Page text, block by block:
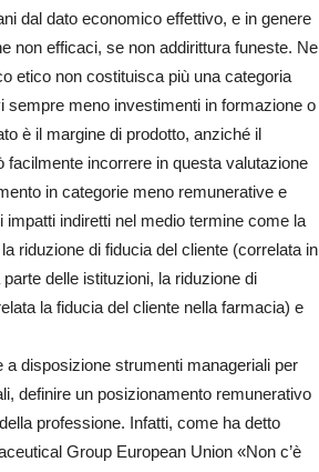
dal dato economico effettivo, e in genere
non efficaci, se non addirittura funeste. Ne
etico non costituisca più una categoria
meno investimenti in formazione o
è il margine di prodotto, anziché il
facilmente incorrere in questa valutazione
in categorie meno remunerative e
indiretti nel medio termine come la
riduzione di fiducia del cliente (correlata in
delle istituzioni, la riduzione di
la fiducia del cliente nella farmacia) e
a disposizione strumenti manageriali per
definire un posizionamento remunerativo
professione. Infatti, come ha detto
Group European Union «Non c’è